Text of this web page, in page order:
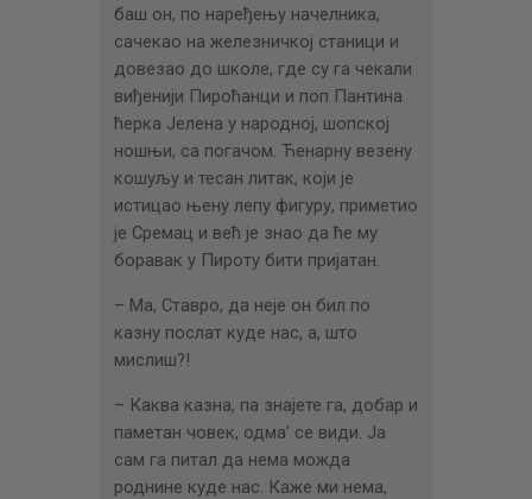
баш он, по наређењу начелника,
сачекао на железничкој станици и
довезао до школе, где су га чекали
виђенији Пироћанци и поп Пантина
ћерка Јелена у народној, шопској
ношњи, са погачом. Ћенарну везену
кошуљу и тесан литак, који је
истицао њену лепу фигуру, приметио
је Сремац и већ је знао да ће му
боравак у Пироту бити пријатан.
– Ма, Ставро, да неје он бил по
казну послат куде нас, а, што
мислиш?!
– Каква казна, па знајете га, добар и
паметан човек, одма’ се види. Ја
сам га питал да нема можда
роднине куде нас. Каже ми нема,